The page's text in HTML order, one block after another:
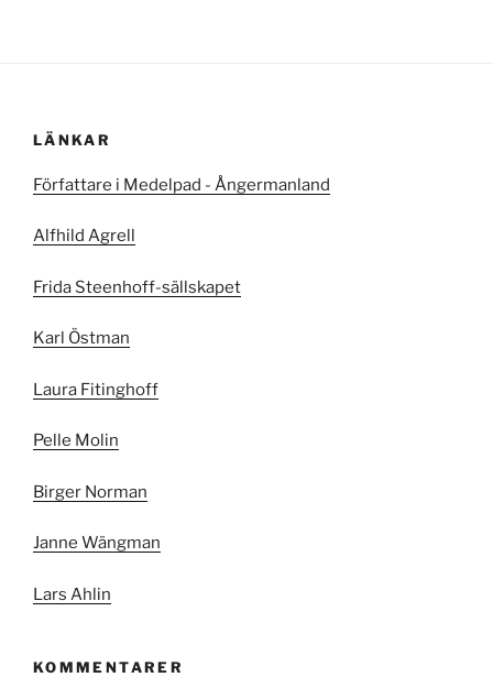
LÄNKAR
Författare i Medelpad - Ångermanland
Alfhild Agrell
Frida Steenhoff-sällskapet
Karl Östman
Laura Fitinghoff
Pelle Molin
Birger Norman
Janne Wängman
Lars Ahlin
KOMMENTARER